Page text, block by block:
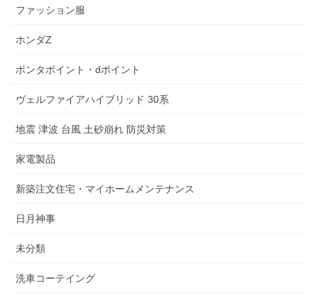
ファッション服
ホンダZ
ポンタポイント・dポイント
ヴェルファイアハイブリッド 30系
地震 津波 台風 土砂崩れ 防災対策
家電製品
新築注文住宅・マイホームメンテナンス
日月神事
未分類
洗車コーテイング